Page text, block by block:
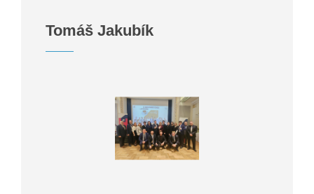
Tomáš Jakubík